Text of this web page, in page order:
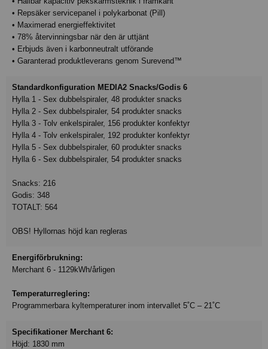
• Repsäker servicepanel i polykarbonat (Pill)
• Maximerad energieffektivitet
• 78% återvinningsbar när den är uttjänt
• Erbjuds även i karbonneutralt utförande
• Garanterad produktleverans genom Surevend™
Standardkonfiguration MEDIA2 Snacks/Godis 6
Hylla 1 - Sex dubbelspiraler, 48 produkter snacks
Hylla 2 - Sex dubbelspiraler, 54 produkter snacks
Hylla 3 - Tolv enkelspiraler, 156 produkter konfektyr
Hylla 4 - Tolv enkelspiraler, 192 produkter konfektyr
Hylla 5 - Sex dubbelspiraler, 60 produkter snacks
Hylla 6 - Sex dubbelspiraler, 54 produkter snacks
Snacks: 216
Godis: 348
TOTALT: 564
OBS! Hyllornas höjd kan regleras
Energiförbrukning:
Merchant 6 - 1129kWh/årligen
Temperaturreglering:
Programmerbara kyltemperaturer inom intervallet 5˚C – 21˚C
Specifikationer Merchant 6:
Höjd: 1830 mm